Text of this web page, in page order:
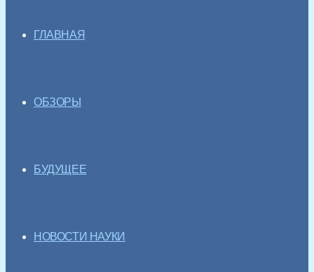
ГЛАВНАЯ
ОБЗОРЫ
БУДУЩЕЕ
НОВОСТИ НАУКИ